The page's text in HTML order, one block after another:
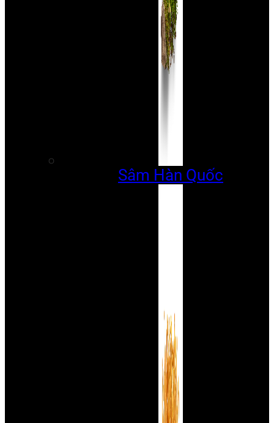
Sâm Hàn Quốc